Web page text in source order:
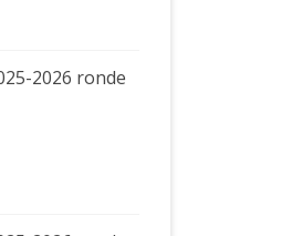
2026 ronde